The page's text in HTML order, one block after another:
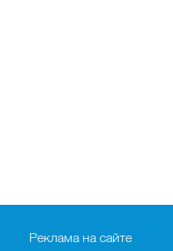
Реклама на сайте